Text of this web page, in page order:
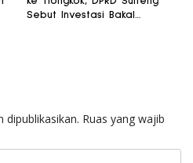
Sebut Investasi Bakal
dipublikasikan. Ruas yang wajib